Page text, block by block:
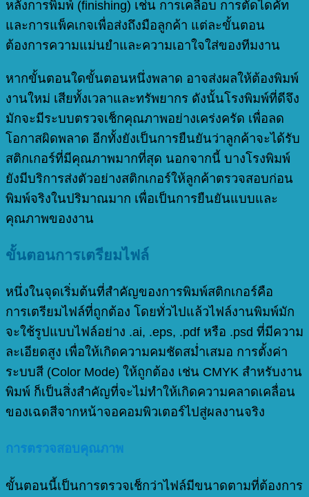
หลังการพิมพ์ (finishing) เช่น การเคลือบ การตัดไดคัท
และการแพ็คเกจเพื่อส่งถึงมือลูกค้า แต่ละขั้นตอน
ต้องการความแม่นยำและความเอาใจใส่ของทีมงาน
หากขั้นตอนใดขั้นตอนหนึ่งพลาด อาจส่งผลให้ต้องพิมพ์
งานใหม่ เสียทั้งเวลาและทรัพยากร ดังนั้นโรงพิมพ์ที่ดีจึง
มักจะมีระบบตรวจเช็กคุณภาพอย่างเคร่งครัด เพื่อลด
โอกาสผิดพลาด อีกทั้งยังเป็นการยืนยันว่าลูกค้าจะได้รับ
สติกเกอร์ที่มีคุณภาพมากที่สุด นอกจากนี้ บางโรงพิมพ์
ยังมีบริการส่งตัวอย่างสติกเกอร์ให้ลูกค้าตรวจสอบก่อน
พิมพ์จริงในปริมาณมาก เพื่อเป็นการยืนยันแบบและ
คุณภาพของงาน
ขั้นตอนการเตรียมไฟล์
หนึ่งในจุดเริ่มต้นที่สำคัญของการพิมพ์สติกเกอร์คือ
การเตรียมไฟล์ที่ถูกต้อง โดยทั่วไปแล้วไฟล์งานพิมพ์มัก
จะใช้รูปแบบไฟล์อย่าง .ai, .eps, .pdf หรือ .psd ที่มีความ
ละเอียดสูง เพื่อให้เกิดความคมชัดสม่ำเสมอ การตั้งค่า
ระบบสี (Color Mode) ให้ถูกต้อง เช่น CMYK สำหรับงาน
พิมพ์ ก็เป็นสิ่งสำคัญที่จะไม่ทำให้เกิดความคลาดเคลื่อน
ของเฉดสีจากหน้าจอคอมพิวเตอร์ไปสู่ผลงานจริง
การตรวจสอบคุณภาพ
ขั้นตอนนี้เป็นการตรวจเช็กว่าไฟล์มีขนาดตามที่ต้องการ